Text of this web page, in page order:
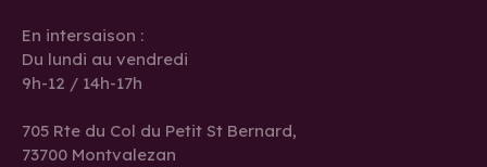
En intersaison :
Du lundi au vendredi
9h-12 / 14h-17h
705 Rte du Col du Petit St Bernard,
73700 Montvalezan